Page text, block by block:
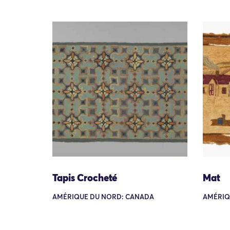
Tapis Crocheté
AMÉRIQUE DU NORD: CANADA
Mat